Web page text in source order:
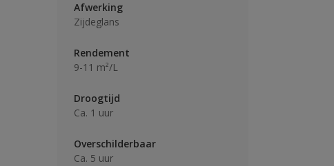
Afwerking
Zijdeglans
Rendement
9-11 m²/L
Droogtijd
Ca. 1 uur
Overschilderbaar
Ca. 5 uur